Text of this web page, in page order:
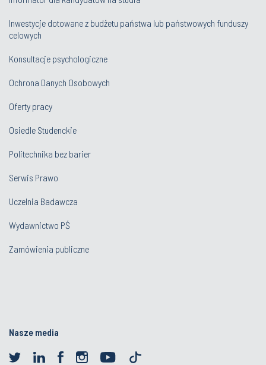
Inwestycje dotowane z budżetu państwa lub państwowych funduszy
celowych
Konsultacje psychologiczne
Ochrona Danych Osobowych
Oferty pracy
Osiedle Studenckie
Politechnika bez barier
Serwis Prawo
Uczelnia Badawcza
Wydawnictwo PŚ
Zamówienia publiczne
Nasze media